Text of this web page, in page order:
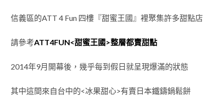
信義區的ATT 4 Fun 四樓『甜蜜王國』裡聚集許多甜點店
請參考ATT4FUN<甜蜜王國>整層都賣甜點
2014年9月開幕後，幾乎每到假日就呈現爆滿的狀態
其中這間來自台中的<冰果甜心>有賣日本鐵鑄鍋鬆餅